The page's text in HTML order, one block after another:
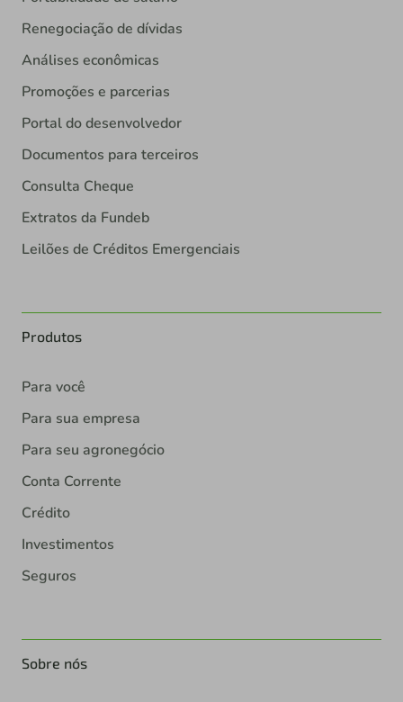
Renegociação de dívidas
Análises econômicas
Promoções e parcerias
Portal do desenvolvedor
Documentos para terceiros
Consulta Cheque
Extratos da Fundeb
Leilões de Créditos Emergenciais
Produtos
Para você
Para sua empresa
Para seu agronegócio
Conta Corrente
Crédito
Investimentos
Seguros
Sobre nós